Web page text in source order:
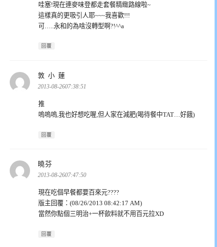
哇塞!現在連麥味登都走套餐精緻路線啦~
這樣真的更吸引人耶~~~我喜歡!!!
可…..永和的為啥沒轉型啊?!^^a
回覆
敦 小 蓮
示:
2013-08-2607:38:51
推
嗚嗚嗚,我也好想吃喔,但人家在減肥(喝待餐中TAT…好餓)
回覆
曉芬
示:
2013-08-2607:47:50
現在吃個早餐都要百來元????
版主回覆：(08/26/2013 08:42:17 AM)
當然你點個三明治+一杯飲料就不用百元拉XD
回覆